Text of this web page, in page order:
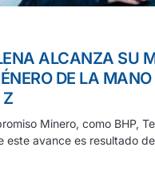
ALCANZA SU
DE LA
Z
Minero, como BHP,
este avance es resultado de